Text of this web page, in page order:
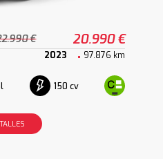
€ 20.990 €
2023 97.876 km
150 cv